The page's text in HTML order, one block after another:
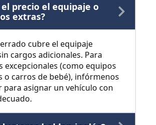
precio el equipaje o
extras?
cubre el equipaje
cargos adicionales. Para
excepcionales (como equipos
o carros de bebé), infórmenos
para asignar un vehículo con